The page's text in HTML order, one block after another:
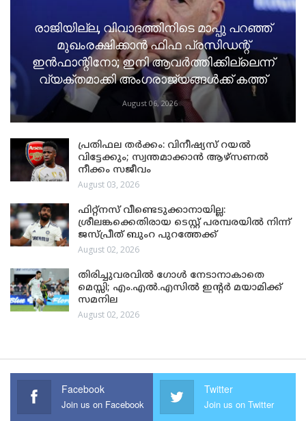
രാജിയില്ല, വിവാദത്തിനിടെ മാപ്പു പറഞ്ഞ്
മുഖംരക്ഷിക്കാൻ ഫിഫ പ്രസിഡന്റ്
ഇൻഫാന്റിനോ; ഇനി ആവർത്തിക്കില്ലെന്ന്
വ്യക്തമാക്കി അംഗരാജ്യങ്ങൾക്ക് കത്ത്
August 06, 2026
പ്രതിഫല തർക്കം: വിനീഷ്യസ് റയൽ
വിട്ടേക്കും; സ്വന്തമാക്കാൻ ആഴ്സണൽ
നീക്കം സജീവം
August 03, 2026
ഫിറ്റ്നസ് വീണ്ടെടുക്കാനായില്ല:
ശ്രീലങ്കക്കെതിരായ ടെസ്റ്റ് പരമ്പരയിൽ നിന്ന്
ജസ്പ്രീത് ബുംറ പുറത്തേക്ക്
August 02, 2026
തിരിച്ചുവരവിൽ ഗോൾ നേടാനാകാതെ
മെസ്സി; എം.എൽ.എസിൽ ഇന്റർ മയാമിക്ക്
സമനില
August 02, 2026
Facebook
Join us on Facebook
Twitter
Join us on Twitter